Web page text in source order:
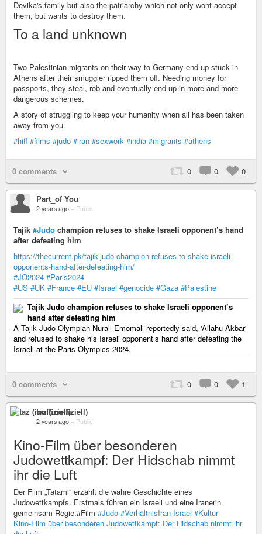
Devika's family but also the patriarchy which not only wont accept
them, but wants to destroy them.
To a land unknown
Two Palestinian migrants on their way to Germany end up stuck in
Athens after their smuggler ripped them off. Needing money for
passports, they steal, rob and eventually end up in more and more
dangerous schemes.
A story of struggling to keep your humanity when all has been taken
away from you.
#hiff #films #judo #iran #sexwork #india #migrants #athens
0 comments 0 0 0
Part_of You
2 years ago – Public
Tajik #Judo champion refuses to shake Israeli opponent’s hand
after defeating him
https://thecurrent.pk/tajik-judo-champion-refuses-to-shake-israeli-
opponents-hand-after-defeating-him/
#JO2024 #Paris2024
#US #UK #France #EU #Israel #genocide #Gaza #Palestine
Tajik Judo champion refuses to shake Israeli opponent’s
hand after defeating him
A Tajik Judo Olympian Nurali Emomali reportedly said, 'Allahu Akbar'
and refused to shake his Israeli opponent’s hand after defeating the
Israeli at the Paris Olympics 2024.
0 comments 0 0 1
taz (inoffiziell)
2 years ago – Public
Kino-Film über besonderen
Judowettkampf: Der Hidschab nimmt
ihr die Luft
Der Film „Tatami“ erzählt die wahre Geschichte eines
Judowettkampfs. Erstmals führen ein Israeli und eine Iranerin
gemeinsam Regie.#Film #Judo #VerhältnisIran-Israel #Kultur
Kino-Film über besonderen Judowettkampf: Der Hidschab nimmt ihr